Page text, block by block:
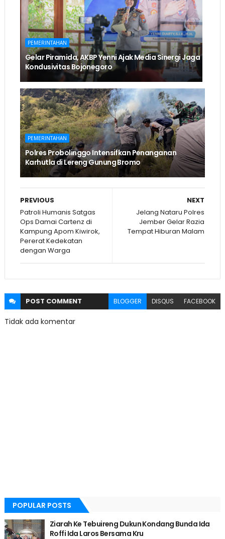
PEMERINTAHAN
Gelar Piramida, AKBP Yenni Ajak Media Sinergi Jaga
Kondusivitas Bojonegoro
PEMERINTAHAN
Polres Probolinggo Intensifkan Penanganan
Karhutla di Lereng Gunung Bromo
NEXT
Jelang Nataru Polres
Jember Gelar Razia
Tempat Hiburan Malam
PREVIOUS
Patroli Humanis Satgas
Ops Damai Cartenz di
Kampung Apom Kiwirok,
Pererat Kedekatan
dengan Warga
POST COMMENT BLOGGER DISQUS FACEBOOK
Tidak ada komentar
POPULAR POSTS
Ziarah Ke Tebuireng Dukun Kondang Bunda Ida
Roffi Ida Laros Bersama Kru